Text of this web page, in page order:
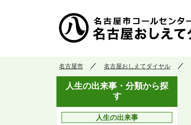
名古屋市 名古屋おしえてダイヤル
人生の出来事・分類から探
す
人生の出来事